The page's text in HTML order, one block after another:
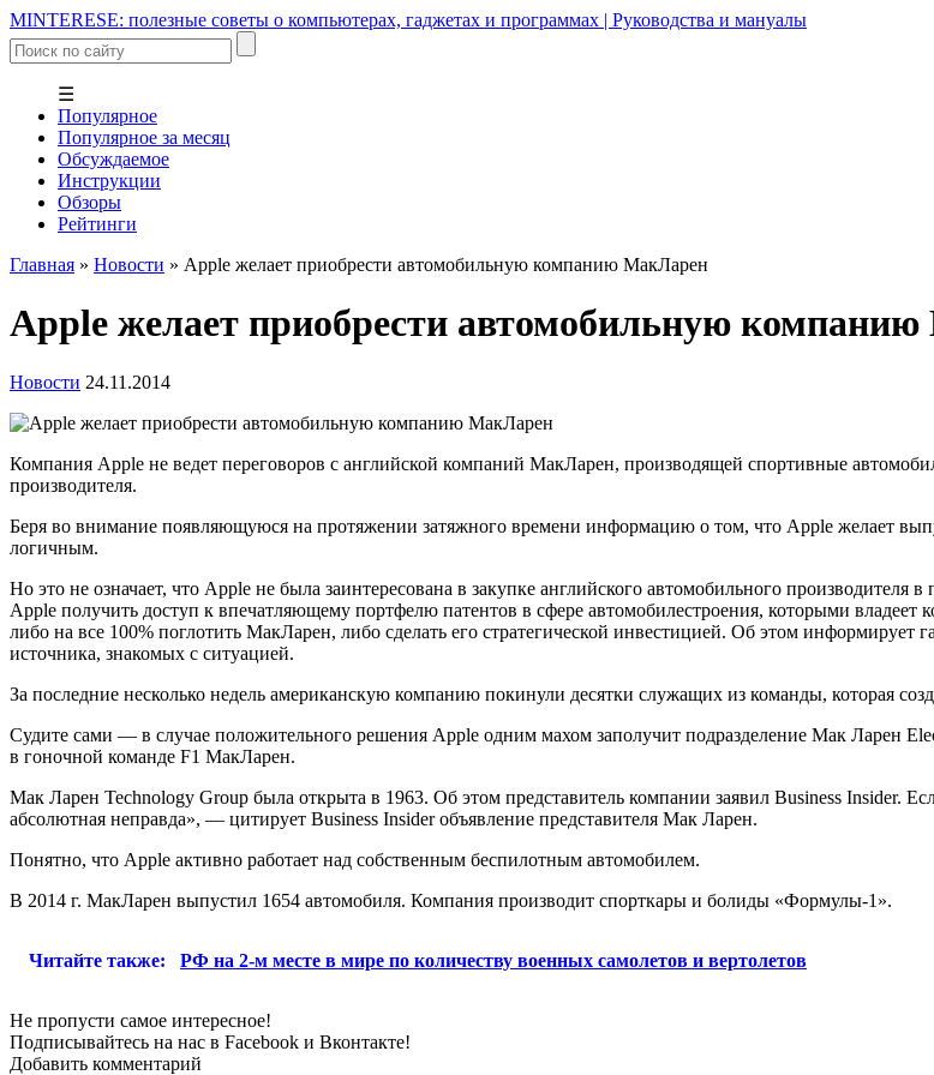
MINTERESE: полезные советы о компьютерах, гаджетах и программах | Руководства и мануалы
☰
Популярное
Популярное за месяц
Обсуждаемое
Инструкции
Обзоры
Рейтинги
Главная » Новости » Apple желает приобрести автомобильную компанию МакЛарен
Apple желает приобрести автомобильную
Новости 24.11.2014
Компания Apple не ведет переговоров с английской компаний МакЛарен, производящей спортивные
производителя.
Беря во внимание появляющуюся на протяжении затяжного времени информацию о том, что Apple желает
логичным.
Но это не означает, что Apple не была заинтересована в закупке английского автомобильного
Apple получить доступ к впечатляющему портфелю патентов в сфере автомобилестроения, которыми
либо на все 100% поглотить МакЛарен, либо сделать его стратегической инвестицией. Об этом информирует
источника, знакомых с ситуацией.
За последние несколько недель американскую компанию покинули десятки служащих из команды, которая
Судите сами — в случае положительного решения Apple одним махом заполучит подразделение Мак Ларен
в гоночной команде F1 МакЛарен.
Мак Ларен Technology Group была открыта в 1963. Об этом представитель компании заявил Business Insider.
абсолютная неправда», — цитирует Business Insider объявление представителя Мак Ларен.
Понятно, что Apple активно работает над собственным беспилотным автомобилем.
В 2014 г. МакЛарен выпустил 1654 автомобиля. Компания производит спорткары и болиды «Формулы-1».
Читайте также: РФ на 2-м месте в мире по количеству военных самолетов и вертолетов
Не пропусти самое интересное!
Подписывайтесь на нас в Facebook и Вконтакте!
Добавить комментарий